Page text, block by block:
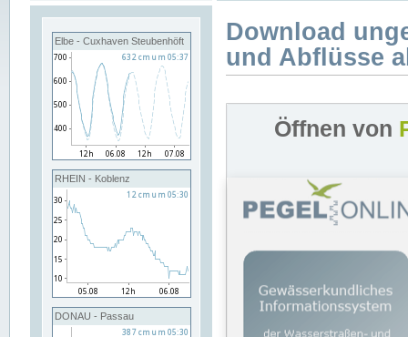
Elbe - Cuxhaven Steubenhöft
RHEIN - Koblenz
DONAU - Passau
Download
und Abflüsse
Öffnen von